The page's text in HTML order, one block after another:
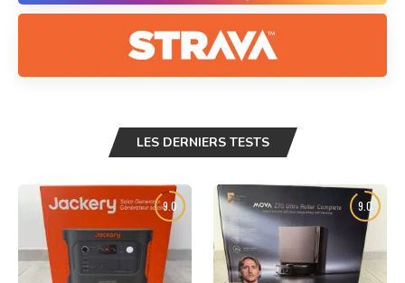
LES DERNIERS TESTS
9.0 9.0